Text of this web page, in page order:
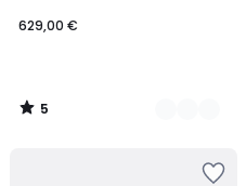
629,00 €
5
/